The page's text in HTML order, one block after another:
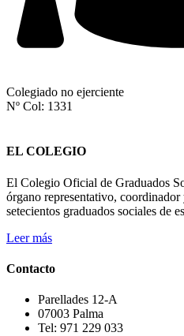
Colegiado no ejerciente
Nº Col: 1331
EL COLEGIO
El Colegio Oficial de Graduados
órgano representativo,
setecientos graduados sociales de
Leer más
Contacto
Parellades 12-A
07003 Palma
Tel: 971 229 033